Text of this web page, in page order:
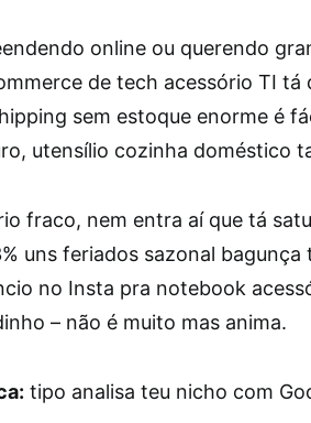
online ou querendo
de tech acessório TI tá
sem estoque enorme é
utensílio cozinha doméstico
fraco, nem entra aí que tá
uns feriados sazonal bagunça
no Insta pra notebook
– não é muito mas anima.
tipo analisa teu nicho com